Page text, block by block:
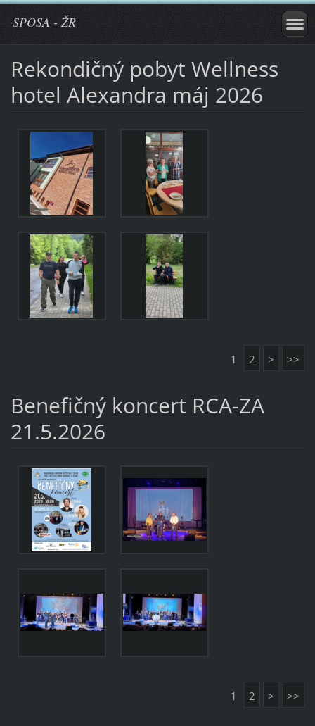
SPOSA - ŽR
Rekondičný pobyt Wellness
hotel Alexandra máj 2026
1 2 > >>
Benefičný koncert RCA-ZA
21.5.2026
1 2 > >>